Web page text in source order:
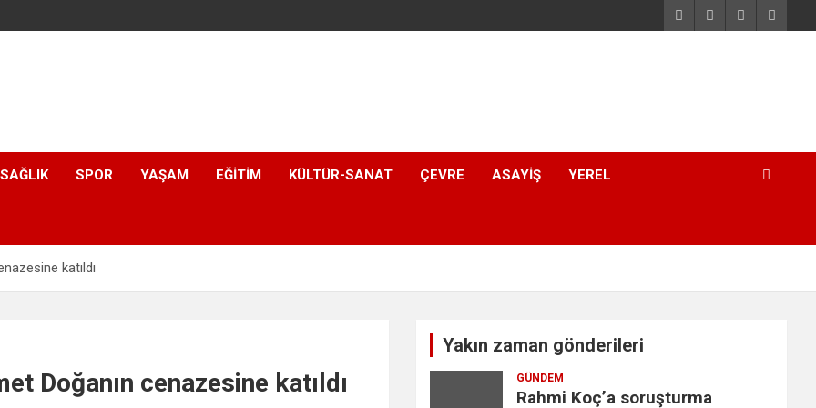
SAĞLIK SPOR YAŞAM EĞITIM KÜLTÜR-SANAT ÇEVRE ASAYIŞ YEREL
katıldı
Doğanın cenazesine katıldı
Yakın zaman gönderileri
GÜNDEM
Rahmi Koç’a soruşturma